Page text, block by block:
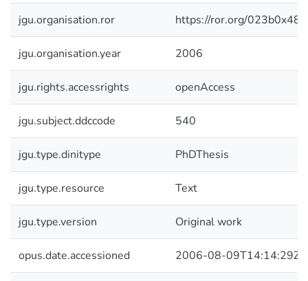
jgu.organisation.ror https://ror.org/023b0x485
jgu.organisation.year 2006
jgu.rights.accessrights openAccess
jgu.subject.ddccode 540
jgu.type.dinitype PhDThesis
jgu.type.resource Text
jgu.type.version Original work
opus.date.accessioned 2006-08-09T14:14:29Z